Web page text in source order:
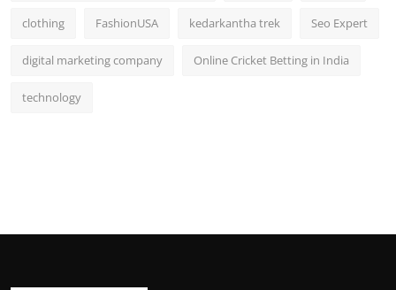
clothing FashionUSA kedarkantha trek Seo Expert
digital marketing company Online Cricket Betting in India
technology